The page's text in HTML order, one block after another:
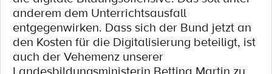
anderem dem Unterrichtsausfall
entgegenwirken. Dass sich der Bund jetzt an
den Kosten für die Digitalisierung beteiligt, ist
auch der Vehemenz unserer